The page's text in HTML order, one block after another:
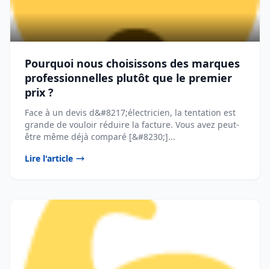
Pourquoi nous choisissons des marques
professionnelles plutôt que le premier
prix ?
Face à un devis d&#8217;électricien, la tentation est
grande de vouloir réduire la facture. Vous avez peut-
être même déjà comparé [&#8230;]...
Lire l'article